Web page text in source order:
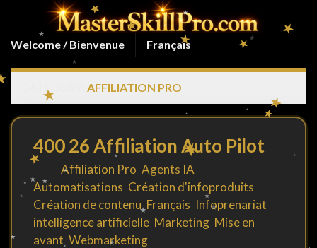
Welcome / Bienvenue Français
CATEGORY: AFFILIATION PRO
400 26 Affiliation Auto Pilot
Affiliation Pro Agents IA
Automatisations Création d'infoproduits
Création de contenu, Français Infoprenariat
intelligence artificielle Marketing Mise en
avant Webmarketing